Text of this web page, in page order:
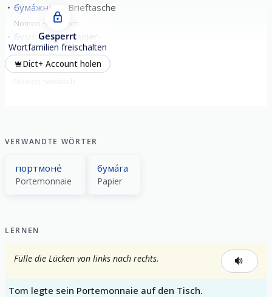
бума́жник Brieftasche
Nomen männlich
бума́жный Papier-
Adjektiv
бумажо́нка Wisch
Gesperrt
Wortfamilien freischalten
Dict+ Account holen
VERWANDTE WÖRTER
портмоне́
Portemonnaie
бума́га
Papier
LERNEN
Fülle die Lücken von links nach rechts.
Tom legte sein Portemonnaie auf den Tisch.